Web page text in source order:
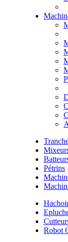
Pétrins
Robot